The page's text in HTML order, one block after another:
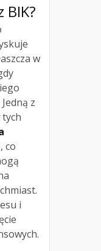
w
z
tych
, co
i